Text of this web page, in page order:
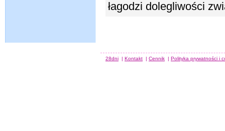
łagodzi dolegliwości
28dni | Kontakt | Cennik | Polityka prywatności i